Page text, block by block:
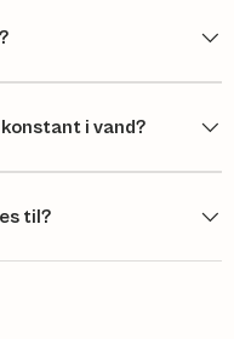
i vand?
til?